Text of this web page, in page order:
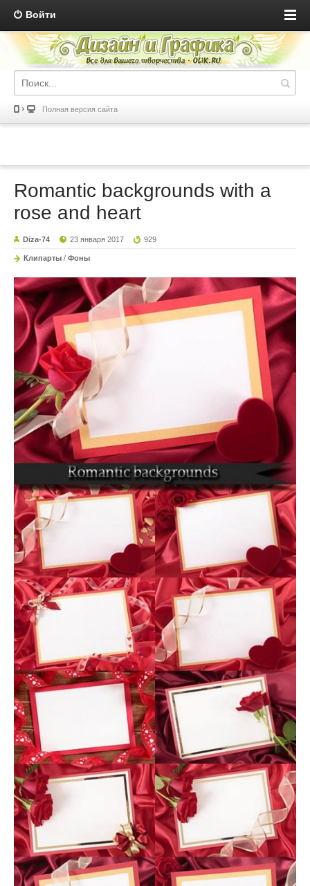
Войти
Полная версия сайта
Romantic backgrounds with a
rose and heart
Diza-74 23 января 2017 929
Клипарты / Фоны